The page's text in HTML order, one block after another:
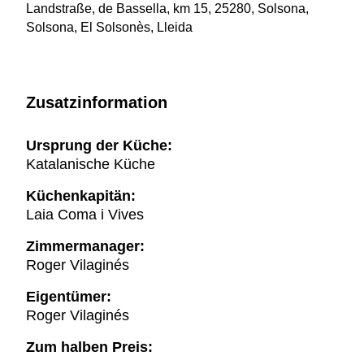
Landstraße, de Bassella, km 15, 25280, Solsona,
Solsona, El Solsonès, Lleida
Zusatzinformation
Ursprung der Küche:
Katalanische Küche
Küchenkapitän:
Laia Coma i Vives
Zimmermanager:
Roger Vilaginés
Eigentümer:
Roger Vilaginés
Zum halben Preis: